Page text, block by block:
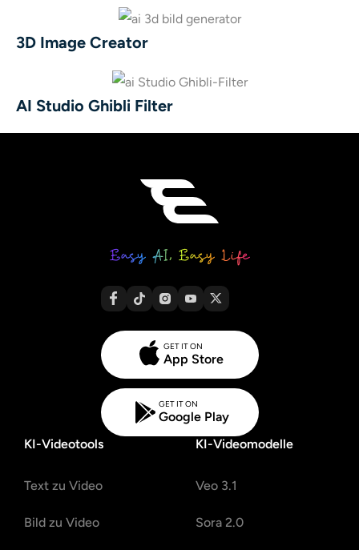
3D Image Creator
AI Studio Ghibli Filter
GET IT ON
App Store
GET IT ON
Google Play
KI-Videotools
Text zu Video
Bild zu Video
KI-Videomodelle
Veo 3.1
Sora 2.0